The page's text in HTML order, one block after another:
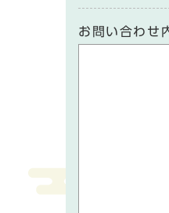
お問い合わせ